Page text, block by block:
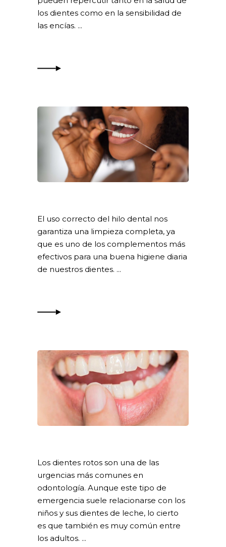
los dientes como en la sensibilidad de
las encías.
El uso correcto del hilo dental nos
garantiza una limpieza completa, ya
que es uno de los complementos más
efectivos para una buena higiene diaria
de nuestros dientes.
Los dientes rotos son una de las
urgencias más comunes en
odontología. Aunque este tipo de
emergencia suele relacionarse con los
niños y sus dientes de leche, lo cierto
es que también es muy común entre
los adultos.